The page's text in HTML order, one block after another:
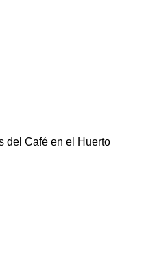
del Café en el Huerto